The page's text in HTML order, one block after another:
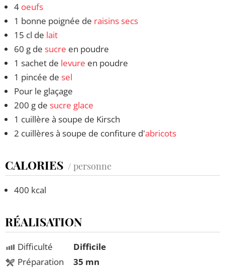
4 oeufs
1 bonne poignée de raisins secs
15 cl de lait
60 g de sucre en poudre
1 sachet de levure en poudre
1 pincée de sel
Pour le glaçage
200 g de sucre glace
1 cuillère à soupe de Kirsch
2 cuillères à soupe de confiture d'abricots
CALORIES / personne
400 kcal
RÉALISATION
Difficulté
Préparation
Difficile
35 mn